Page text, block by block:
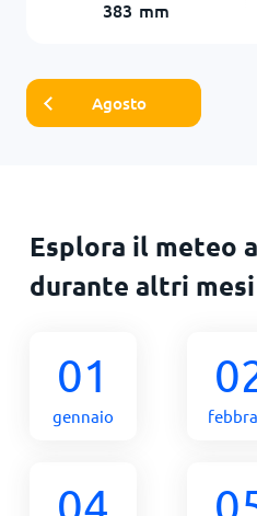
383 mm
Agosto
Esplora il meteo
durante altri mesi
01
gennaio
04